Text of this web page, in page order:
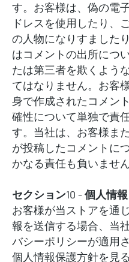
す。お客様は、偽の電
ドレスを使用したり、
の人物になりすました
はコメントの出所につ
たは第三者を欺くよう
てはなりません。お客
身で作成されたコメン
確性について単独で責
す。当社は、お客様ま
が投稿したコメントに
かなる責任も負いません
セクション10 - 個人情報
お客様が当ストアを通
報を送信する場合、当
バシーポリシーが適用
個人情報保護方針を見る